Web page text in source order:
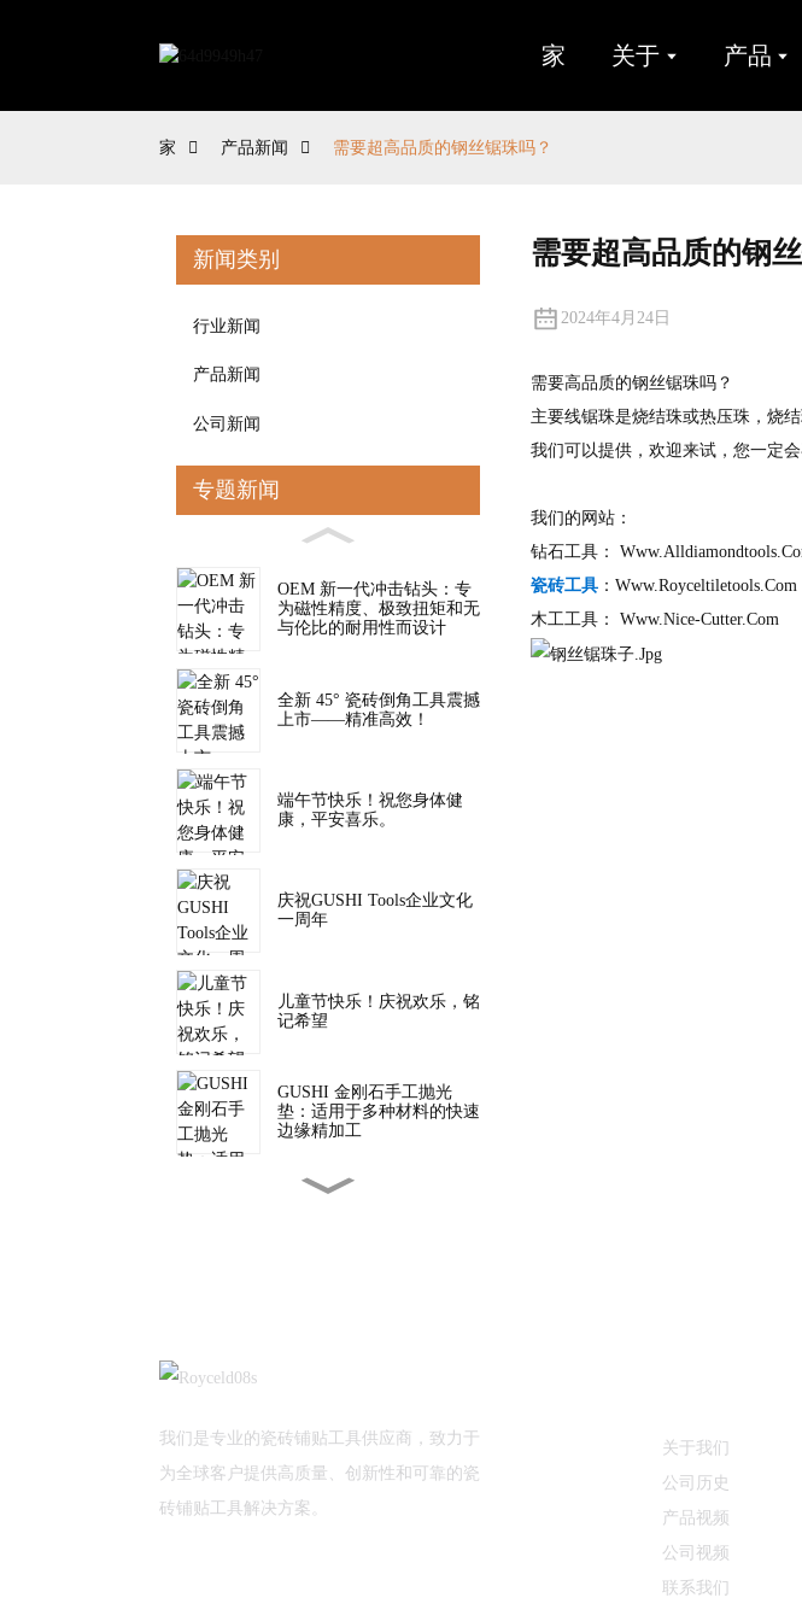
家 关于 产品
家 产品新闻 需要超高品质的钢丝锯珠吗？
新闻类别
行业新闻
产品新闻
公司新闻
专题新闻
OEM 新一代冲击钻头：专
为磁性精度、极致扭矩和无
与伦比的耐用性而设计
全新 45° 瓷砖倒角工具震撼
上市——精准高效！
端午节快乐！祝您身体健
康，平安喜乐。
庆祝GUSHI Tools企业文化
一周年
儿童节快乐！庆祝欢乐，铭
记希望
GUSHI 金刚石手工抛光
垫：适用于多种材料的快速
边缘精加工
新年新气象！
需要超高品质的钢
2024年4月24日
需要高品质的钢丝锯珠吗？
主要线锯珠是烧结珠或热压珠，烧
我们可以提供，欢迎来试，您一定会
我们的网站：
钻石工具：
瓷砖工具 ： Www.royceltiletools.com
木工工具： Www.nice-Cutter.com
我们是专业的瓷砖铺贴工具供应商，致力于
为全球客户提供高质量、创新性和可靠的瓷
砖铺贴工具解决方案。
关于我们
公司历史
产品视频
公司视频
联系我们